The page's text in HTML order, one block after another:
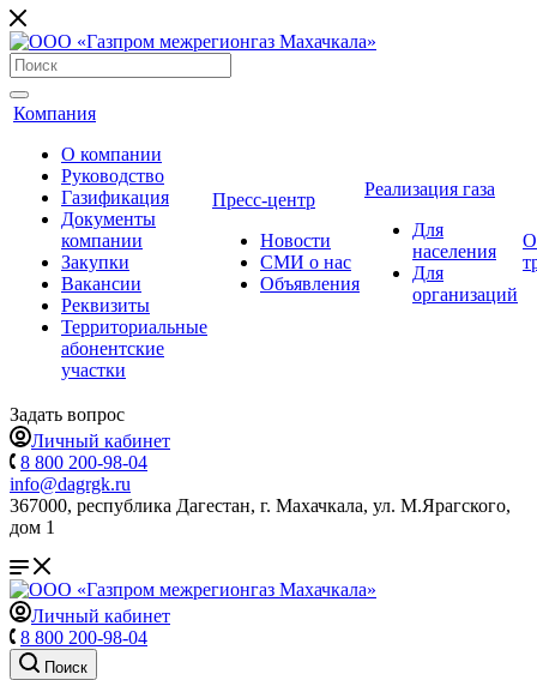
Компания
О компании
Руководство
Газификация
Документы
компании
Закупки
Вакансии
Реквизиты
Территориальные
абонентские
участки
Пресс-центр
Новости
СМИ о нас
Объявления
Реализация газа
Для
населения
Для
организаций
Задать вопрос
Личный кабинет
8 800 200-98-04
info@dagrgk.ru
367000, республика Дагестан, г. Махачкала, ул. М.Ярагского,
дом 1
Личный кабинет
8 800 200-98-04
Поиск